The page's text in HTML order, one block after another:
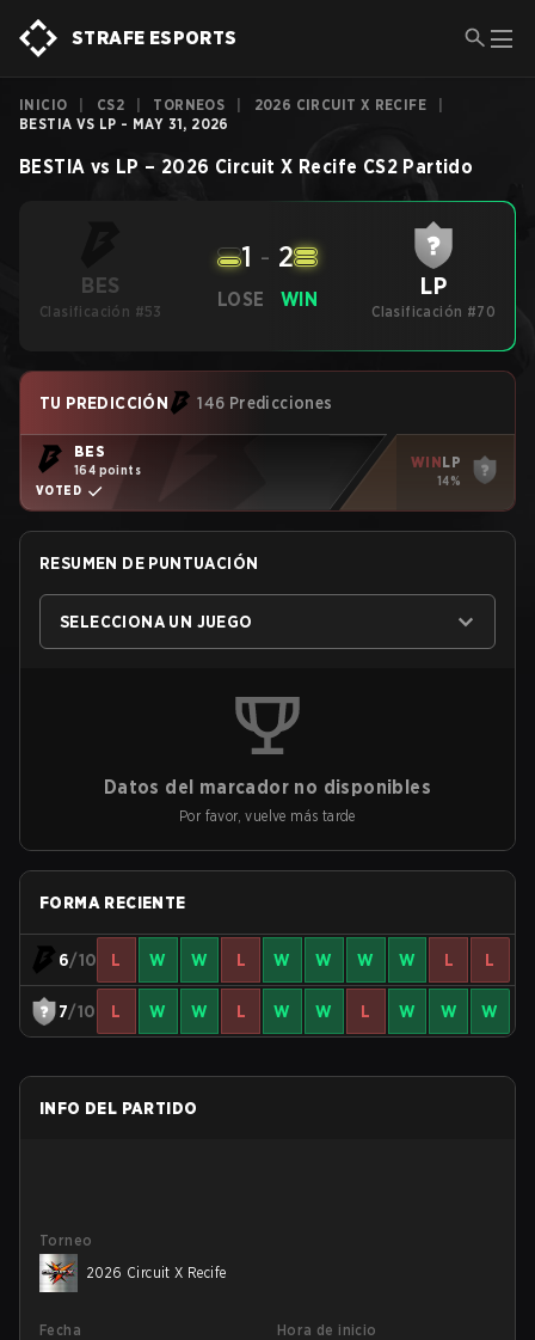
STRAFE ESPORTS
INICIO CS2 TORNEOS 2026 CIRCUIT X RECIFE
BESTIA VS LP - MAY 31, 2026
BESTIA vs LP – 2026 Circuit X Recife CS2 Partido
BES
Clasificación #53
LOSE
1 - 2
WIN LP
Clasificación #70
TU PREDICCIÓN 146 Predicciones
BES
164 points
VOTED
WINLP
14%
RESUMEN DE PUNTUACIÓN
SELECCIONA UN JUEGO
Datos del marcador no disponibles
Por favor, vuelve más tarde
FORMA RECIENTE
6/10 L W W L W W W W L L
7/10 L W W L W W L W W W
INFO DEL PARTIDO
Torneo
2026 Circuit X Recife
Fecha
Hora de inicio